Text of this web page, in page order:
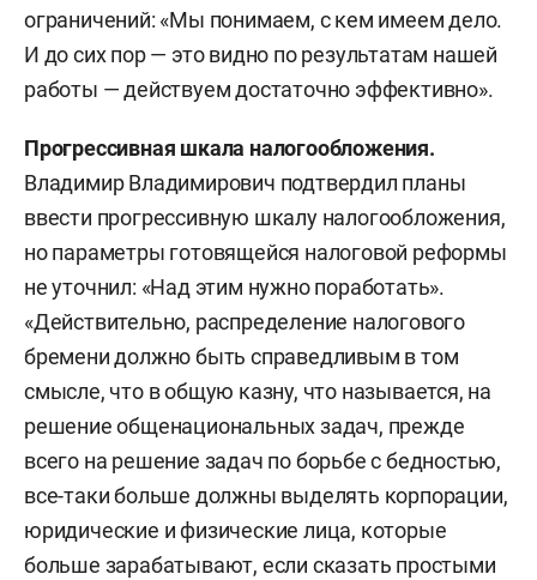
ограничений: «Мы понимаем, с кем имеем дело.
И до сих пор — это видно по результатам нашей
работы — действуем достаточно эффективно».
Прогрессивная шкала налогообложения.
Владимир Владимирович подтвердил планы
ввести прогрессивную шкалу налогообложения,
но параметры готовящейся налоговой реформы
не уточнил: «Над этим нужно поработать».
«Действительно, распределение налогового
бремени должно быть справедливым в том
смысле, что в общую казну, что называется, на
решение общенациональных задач, прежде
всего на решение задач по борьбе с бедностью,
все-таки больше должны выделять корпорации,
юридические и физические лица, которые
больше зарабатывают, если сказать простыми